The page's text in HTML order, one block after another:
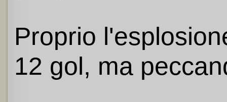
Proprio
12 gol, ma